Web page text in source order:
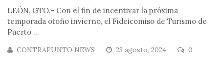
LEÓN, GTO.- Con el fin de incentivar la próxima
temporada otoño invierno, el Fideicomiso de Turismo de
Puerto ...
CONTRAPUNTO NEWS 23 agosto, 2024 0